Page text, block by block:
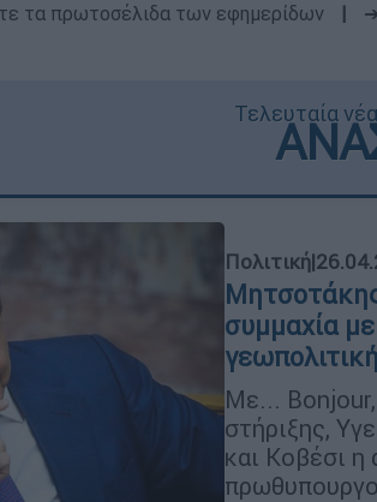
τα πρωτοσέλιδα των εφημερίδων
Τελευταία
Πολιτική|
συμμαχία
Με...
στήριξης,
και Κοβέσι